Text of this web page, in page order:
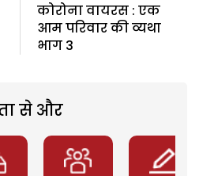
कोरोना वायरस : एक
आम परिवार की व्यथा
भाग 3
से और